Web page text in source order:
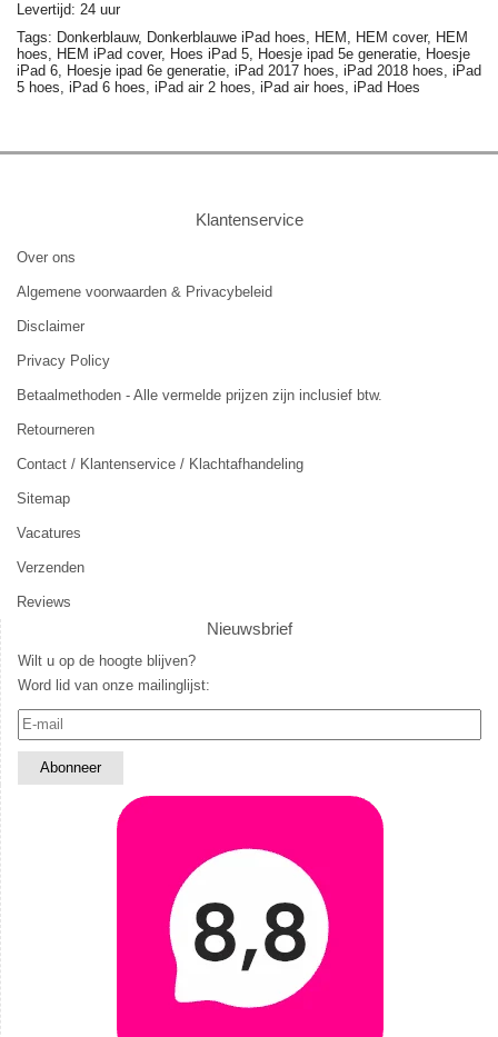
Levertijd: 24 uur
Tags: Donkerblauw, Donkerblauwe iPad hoes, HEM, HEM cover, HEM
hoes, HEM iPad cover, Hoes iPad 5, Hoesje ipad 5e generatie, Hoesje
iPad 6, Hoesje ipad 6e generatie, iPad 2017 hoes, iPad 2018 hoes, iPad
5 hoes, iPad 6 hoes, iPad air 2 hoes, iPad air hoes, iPad Hoes
Klantenservice
Over ons
Algemene voorwaarden & Privacybeleid
Disclaimer
Privacy Policy
Betaalmethoden - Alle vermelde prijzen zijn inclusief btw.
Retourneren
Contact / Klantenservice / Klachtafhandeling
Sitemap
Vacatures
Verzenden
Reviews
Nieuwsbrief
Wilt u op de hoogte blijven?
Word lid van onze mailinglijst: